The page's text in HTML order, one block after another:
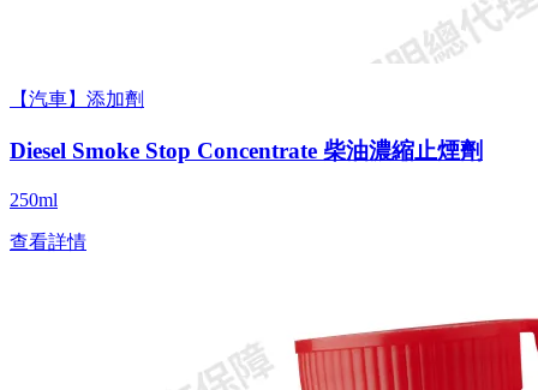
【汽車】添加劑
Diesel Smoke Stop Concentrate 柴油濃縮止煙劑
250ml
查看詳情